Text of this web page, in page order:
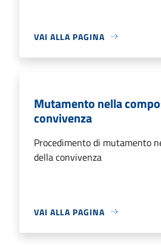
VAI ALLA PAGINA
Mutamento nella
convivenza
Procedimento di mutamento
della convivenza
VAI ALLA PAGINA